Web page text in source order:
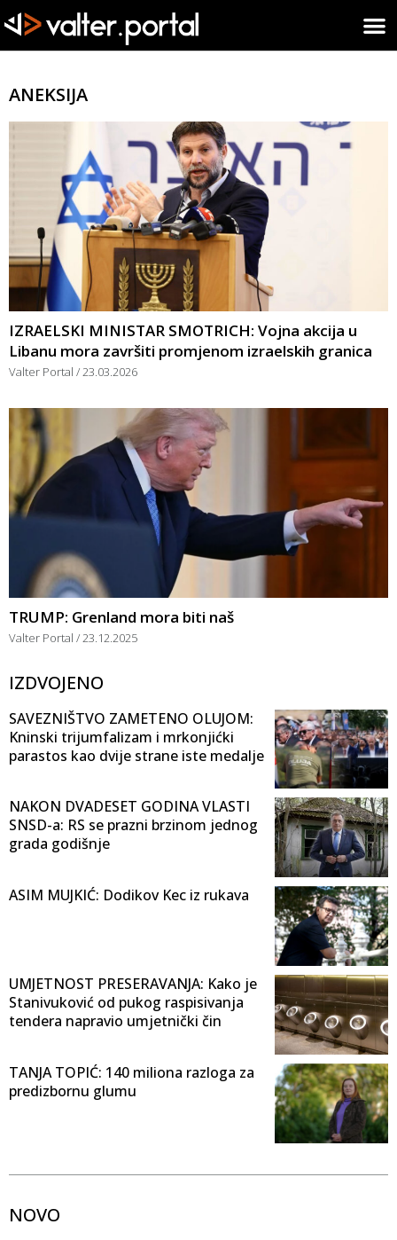
ANEKSIJA
IZRAELSKI MINISTAR SMOTRICH: Vojna akcija u
Libanu mora završiti promjenom izraelskih granica
Valter Portal 23.03.2026
TRUMP: Grenland mora biti naš
Valter Portal 23.12.2025
IZDVOJENO
SAVEZNIŠTVO ZAMETENO OLUJOM:
Kninski trijumfalizam i mrkonjićki
parastos kao dvije strane iste medalje
NAKON DVADESET GODINA VLASTI
SNSD-a: RS se prazni brzinom jednog
grada godišnje
ASIM MUJKIĆ: Dodikov Kec iz rukava
UMJETNOST PRESERAVANJA: Kako je
Stanivuković od pukog raspisivanja
tendera napravio umjetnički čin
TANJA TOPIĆ: 140 miliona razloga za
predizbornu glumu
NOVO